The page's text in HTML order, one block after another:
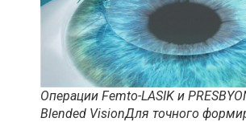
Операции Femto-LASIK и
Blended VisionДля точного